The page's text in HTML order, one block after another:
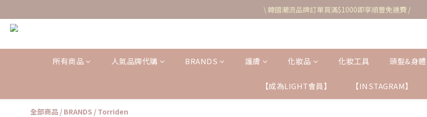
\ 韓國潮流品牌訂單買滿$1000即享順豐免運費 /
所有商品 人氣品牌代購 BRANDS 護膚 化妝品 化妝工具 頭髮&身
【成為LIGHT會員】 【INSTAGRAM】
全部商品 / BRANDS / Torriden